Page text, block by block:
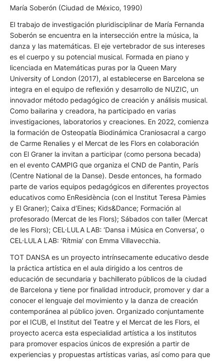
María Soberón (Ciudad de México, 1990)
El trabajo de investigación pluridisciplinar de María Fernanda
Soberón se encuentra en la intersección entre la música, la
danza y las matemáticas. El eje vertebrador de sus intereses
es el cuerpo y su potencial musical. Formada en piano y
licenciada en Matemáticas puras por la Queen Mary
University of London (2017), al establecerse en Barcelona se
integra en el equipo de reflexión y desarrollo de NUZIC, un
innovador método pedagógico de creación y análisis musical.
Como bailarina y creadora, ha participado en varias
investigaciones, laboratorios y creaciones. En 2022, comienza
la formación de Osteopatía Biodinámica Craniosacral a cargo
de Carme Renalies y el Mercat de les Flors en colaboración
con El Graner la invitan a participar (como persona becada)
en el evento CAMPIG que organiza el CND de Pantin, París
(Centre National de la Danse). Desde entonces, ha formado
parte de varios equipos pedagógicos en diferentes proyectos
educativos como EnResidència (con el Institut Teresa Pàmies
y El Graner); Caixa d’Eines; Kids&Dance; Formación al
profesorado (Mercat de les Flors); Sábados con taller (Mercat
de les Flors); CEL·LULA LAB: ‘Dansa i Música en Conversa’, o
CEL·LULA LAB: ‘Rítmia’ con Emma Villavecchia.
TOT DANSA es un proyecto intrínsecamente educativo desde
la práctica artística en el aula dirigido a los centros de
educación de secundaria y bachillerato públicos de la ciudad
de Barcelona y tiene por finalidad introducir, promover y dar a
conocer el lenguaje del movimiento y la danza de creación
contemporánea al público joven. Organizado conjuntamente
por el ICUB, el Institut del Teatre y el Mercat de les Flors, el
proyecto acerca esta especialidad artística a los institutos
para promover espacios únicos de expresión a partir de
experiencias y propuestas artísticas varias, así como para que